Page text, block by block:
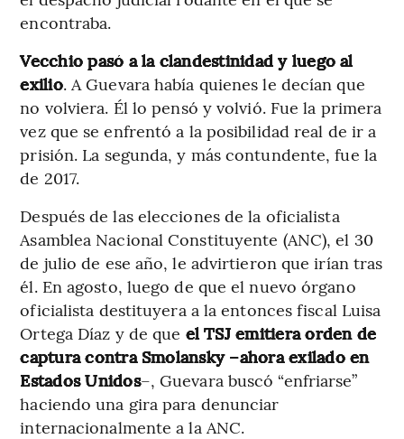
encontraba.
Vecchio pasó a la clandestinidad y luego al
exilio. A Guevara había quienes le decían que
no volviera. Él lo pensó y volvió. Fue la primera
vez que se enfrentó a la posibilidad real de ir a
prisión. La segunda, y más contundente, fue la
de 2017.
Después de las elecciones de la oficialista
Asamblea Nacional Constituyente (ANC), el 30
de julio de ese año, le advirtieron que irían tras
él. En agosto, luego de que el nuevo órgano
oficialista destituyera a la entonces fiscal Luisa
Ortega Díaz y de que el TSJ emitiera orden de
captura contra Smolansky –ahora exilado en
Estados Unidos–, Guevara buscó “enfriarse”
haciendo una gira para denunciar
internacionalmente a la ANC.